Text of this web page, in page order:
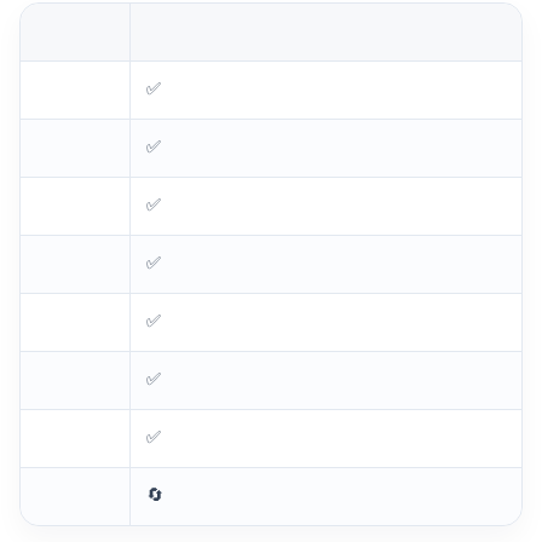
✅
✅
✅
✅
✅
✅
✅ 250 mm/s!
🔄 Příště